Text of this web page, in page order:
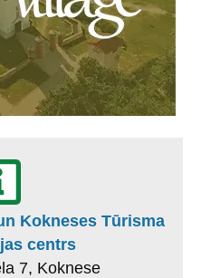
Kokneses Tūrisma
centrs
7, Koknese